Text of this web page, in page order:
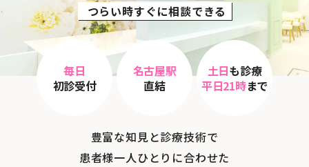
つらい時すぐに相談できる
毎日
初診受付
名古屋駅
直結
土日も診療
平日21時まで
豊富な知見と診療技術で
患者様一人ひとりに合わせた